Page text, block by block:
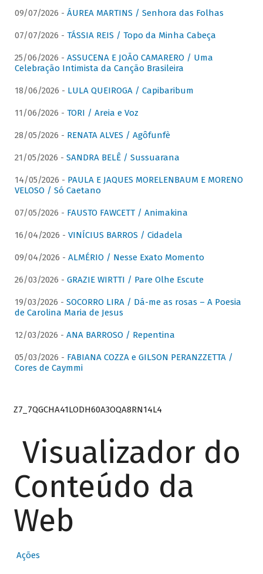
09/07/2026 - ÁUREA MARTINS / Senhora das Folhas
07/07/2026 - TÁSSIA REIS / Topo da Minha Cabeça
25/06/2026 - ASSUCENA E JOÃO CAMARERO / Uma
Celebração Intimista da Canção Brasileira
18/06/2026 - LULA QUEIROGA / Capibaribum
11/06/2026 - TORI / Areia e Voz
28/05/2026 - RENATA ALVES / Agôfunfè
21/05/2026 - SANDRA BELÊ / Sussuarana
14/05/2026 - PAULA E JAQUES MORELENBAUM E MORENO
VELOSO / Só Caetano
07/05/2026 - FAUSTO FAWCETT / Animakina
16/04/2026 - VINÍCIUS BARROS / Cidadela
09/04/2026 - ALMÉRIO / Nesse Exato Momento
26/03/2026 - GRAZIE WIRTTI / Pare Olhe Escute
19/03/2026 - SOCORRO LIRA / Dá-me as rosas – A Poesia
de Carolina Maria de Jesus
12/03/2026 - ANA BARROSO / Repentina
05/03/2026 - FABIANA COZZA e GILSON PERANZZETTA /
Cores de Caymmi
Z7_7QGCHA41LODH60A3OQA8RN14L4
Visualizador do
Conteúdo da
Web
Ações